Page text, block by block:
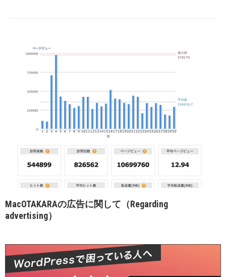
MacOTAKARAの広告に関して（Regarding
advertising）